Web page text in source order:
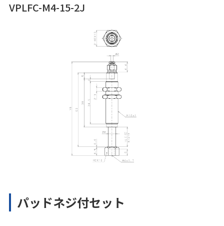
VPLFC-M4-15-2J
パッドネジ付セット